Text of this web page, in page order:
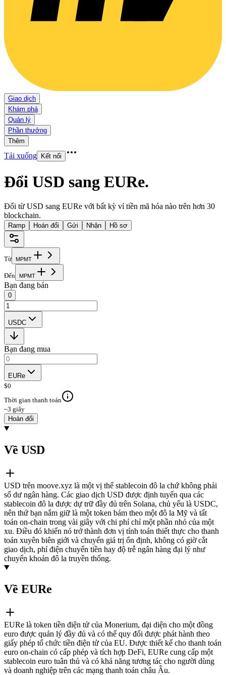
Giao dịch
Khám phá
Quản lý
Phần thưởng
Thêm
Tải xuống Kết nối
Đổi USD sang EURe.
Đổi từ USD sang EURe với bất kỳ ví tiền mã hóa nào trên hơn 30
blockchain.
Ramp Hoán đổi Gửi Nhận Hồ sơ
Từ MPMT
Đến MPMT
Bạn đang bán
0
USDC
Bạn đang mua
EURe
$0
Thời gian thanh toán
~3 giây
Hoán đổi
Về USD
USD trên moove.xyz là một vị thế stablecoin đô la chứ không phải
số dư ngân hàng. Các giao dịch USD được định tuyến qua các
stablecoin đô la được dự trữ đầy đủ trên Solana, chủ yếu là USDC,
nên thứ bạn nắm giữ là một token bám theo một đô la Mỹ và tất
toán on-chain trong vài giây với chi phí chỉ một phần nhỏ của một
xu. Điều đó khiến nó trở thành đơn vị tính toán thiết thực cho thanh
toán xuyên biên giới và chuyển giá trị ổn định, không có giờ cắt
giao dịch, phí điện chuyển tiền hay độ trễ ngân hàng đại lý như
chuyển khoản đô la truyền thống.
Về EURe
EURe là token tiền điện tử của Monerium, đại diện cho một đồng
euro được quản lý đầy đủ và có thể quy đổi được phát hành theo
giấy phép tổ chức tiền điện tử của EU. Được thiết kế cho thanh toán
euro on-chain có cấp phép và tích hợp DeFi, EURe cung cấp một
stablecoin euro tuân thủ và có khả năng tương tác cho người dùng
và doanh nghiệp trên các mạng thanh toán châu Âu.